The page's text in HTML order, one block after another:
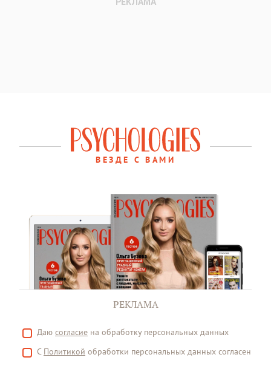
ВЕЗДЕ С ВАМИ
РЕКЛАМА
Даю согласие на обработку персональных данных
С Политикой обработки персональных данных согласен